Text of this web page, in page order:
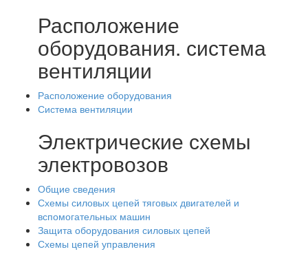
Расположение
оборудования. система
вентиляции
Расположение оборудования
Система вентиляции
Электрические схемы
электровозов
Общие сведения
Схемы силовых цепей тяговых двигателей и
вспомогательных машин
Защита оборудования силовых цепей
Схемы цепей управления